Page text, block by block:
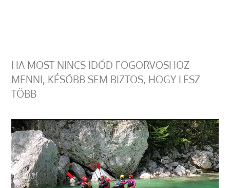
HA MOST NINCS IDŐD FOGORVOSHOZ
MENNI, KÉSŐBB SEM BIZTOS, HOGY LESZ
TÖBB